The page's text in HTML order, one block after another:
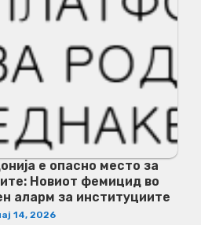
е опасно место за
Новиот фемицид во
аларм за институциите
14, 2026